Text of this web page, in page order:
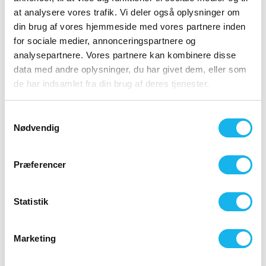
at analysere vores trafik. Vi deler også oplysninger om
din brug af vores hjemmeside med vores partnere inden
for sociale medier, annonceringspartnere og
analysepartnere. Vores partnere kan kombinere disse
data med andre oplysninger, du har givet dem, eller som
de har indsamlet fra din brug af deres tjenester.
Nødvendig
Præferencer
Statistik
Marketing
Arbejdsmiljøkoordinator kursus
Arbejdsmiljøkoordinering under projekteringen for
arbejdsmiljøkoordinatorer.
Kontakt os
Kontakt os
Leif Pugé